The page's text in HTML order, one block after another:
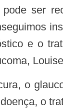
ser
e o
o